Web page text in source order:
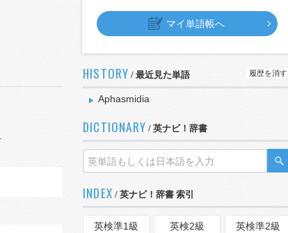
マイ単語帳へ
HISTORY / 最近見た単語 履歴を消す
Aphasmidia
DICTIONARY / 英ナビ！辞書
INDEX / 英ナビ！辞書 索引
英検準1級 英検2級 英検準2級